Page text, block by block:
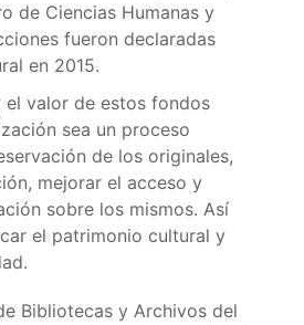
de Ciencias Humanas y
fueron declaradas
en 2015.
el valor de estos fondos
sea un proceso
de los originales,
mejorar el acceso y
sobre los mismos. Así
el patrimonio cultural y
Bibliotecas y Archivos del